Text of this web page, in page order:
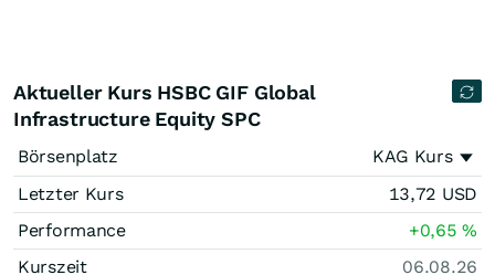
Aktueller Kurs HSBC GIF Global
Infrastructure Equity SPC
Börsenplatz
KAG Kurs
Letzter Kurs
13,72 USD
Performance
+0,65%
Kurszeit
06.08.26